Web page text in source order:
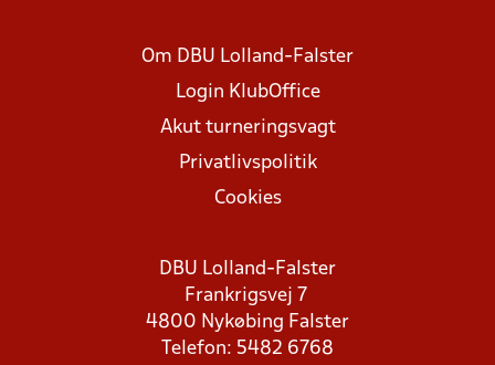
Om DBU Lolland-Falster
Login KlubOffice
Akut turneringsvagt
Privatlivspolitik
Cookies
DBU Lolland-Falster
Frankrigsvej 7
4800 Nykøbing Falster
Telefon: 5482 6768